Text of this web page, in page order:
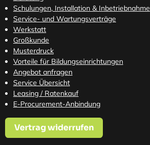
Schulungen, Installation & Inbetriebnahme
Service- und Wartungsverträge
Werkstatt
Großkunde
Musterdruck
Vorteile für Bildungseinrichtungen
Angebot anfragen
Service Übersicht
Leasing / Ratenkauf
E-Procurement-Anbindung
Vertrag widerrufen